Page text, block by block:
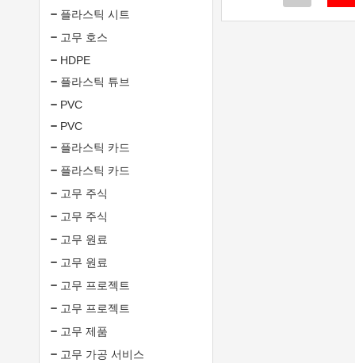
플라스틱 시트
고무 호스
HDPE
플라스틱 튜브
PVC
PVC
플라스틱 카드
플라스틱 카드
고무 주식
고무 주식
고무 원료
고무 원료
고무 프로젝트
고무 프로젝트
고무 제품
고무 가공 서비스